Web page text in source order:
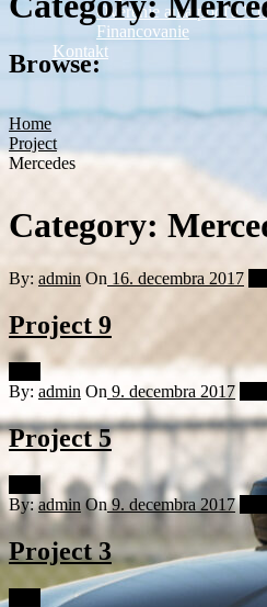
Overenie auta podľa
Financovanie
Kontakt
Browse:
Home
Project
Mercedes
Category:
By: admin On 16. decembra 2017
Project 9
By: admin On 9. decembra 2017
Project 5
By:admin On9. decembra 2017
Project 3